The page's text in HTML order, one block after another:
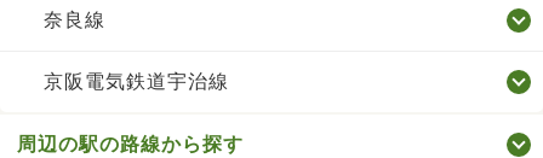
奈良線
京阪電気鉄道宇治線
周辺の駅の路線から探す